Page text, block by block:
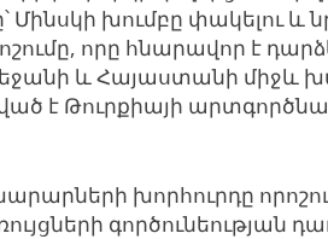
Մինսկի խումբը փակելու և
որը հնարավոր է
և Հայաստանի միջև
է Թուրքիայի
խորհուրդը
գործունեության